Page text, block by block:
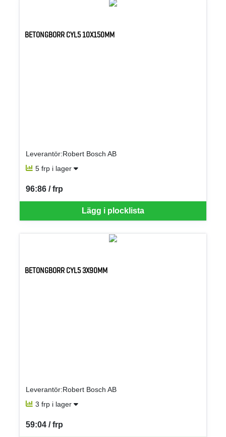
BETONGBORR CYL5 10X150MM
Leverantör:Robert Bosch AB
5 frp i lager
Lägg i plocklista
96:86 / frp
SEK per FRP
BETONGBORR CYL5 3X90MM
Leverantör:Robert Bosch AB
3 frp i lager
59:04 / frp
SEK per FRP